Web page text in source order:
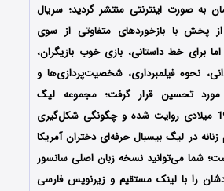
به صورت اینترنتی منتشر گردید؛ سریال
پخش با بازخوردهای متفاوتی از سوی
اما برای خط داستانی، بازی خوب بازیگران،
نحوه فیلمبرداری، شخصیت‌پردازی‌ها و
تحسین قرار گرفت؛ مجموعه لیگ
خودشان در سال 1943 میلادی روایت شده و چگونگی شکل‌گیری
در لیگ بیسبال حرفه‌ای دختران آمریکا
شما می‌توانید نسخه زبان اصلی سانسور
را با لینک مستقیم و زیرنویس فارسی